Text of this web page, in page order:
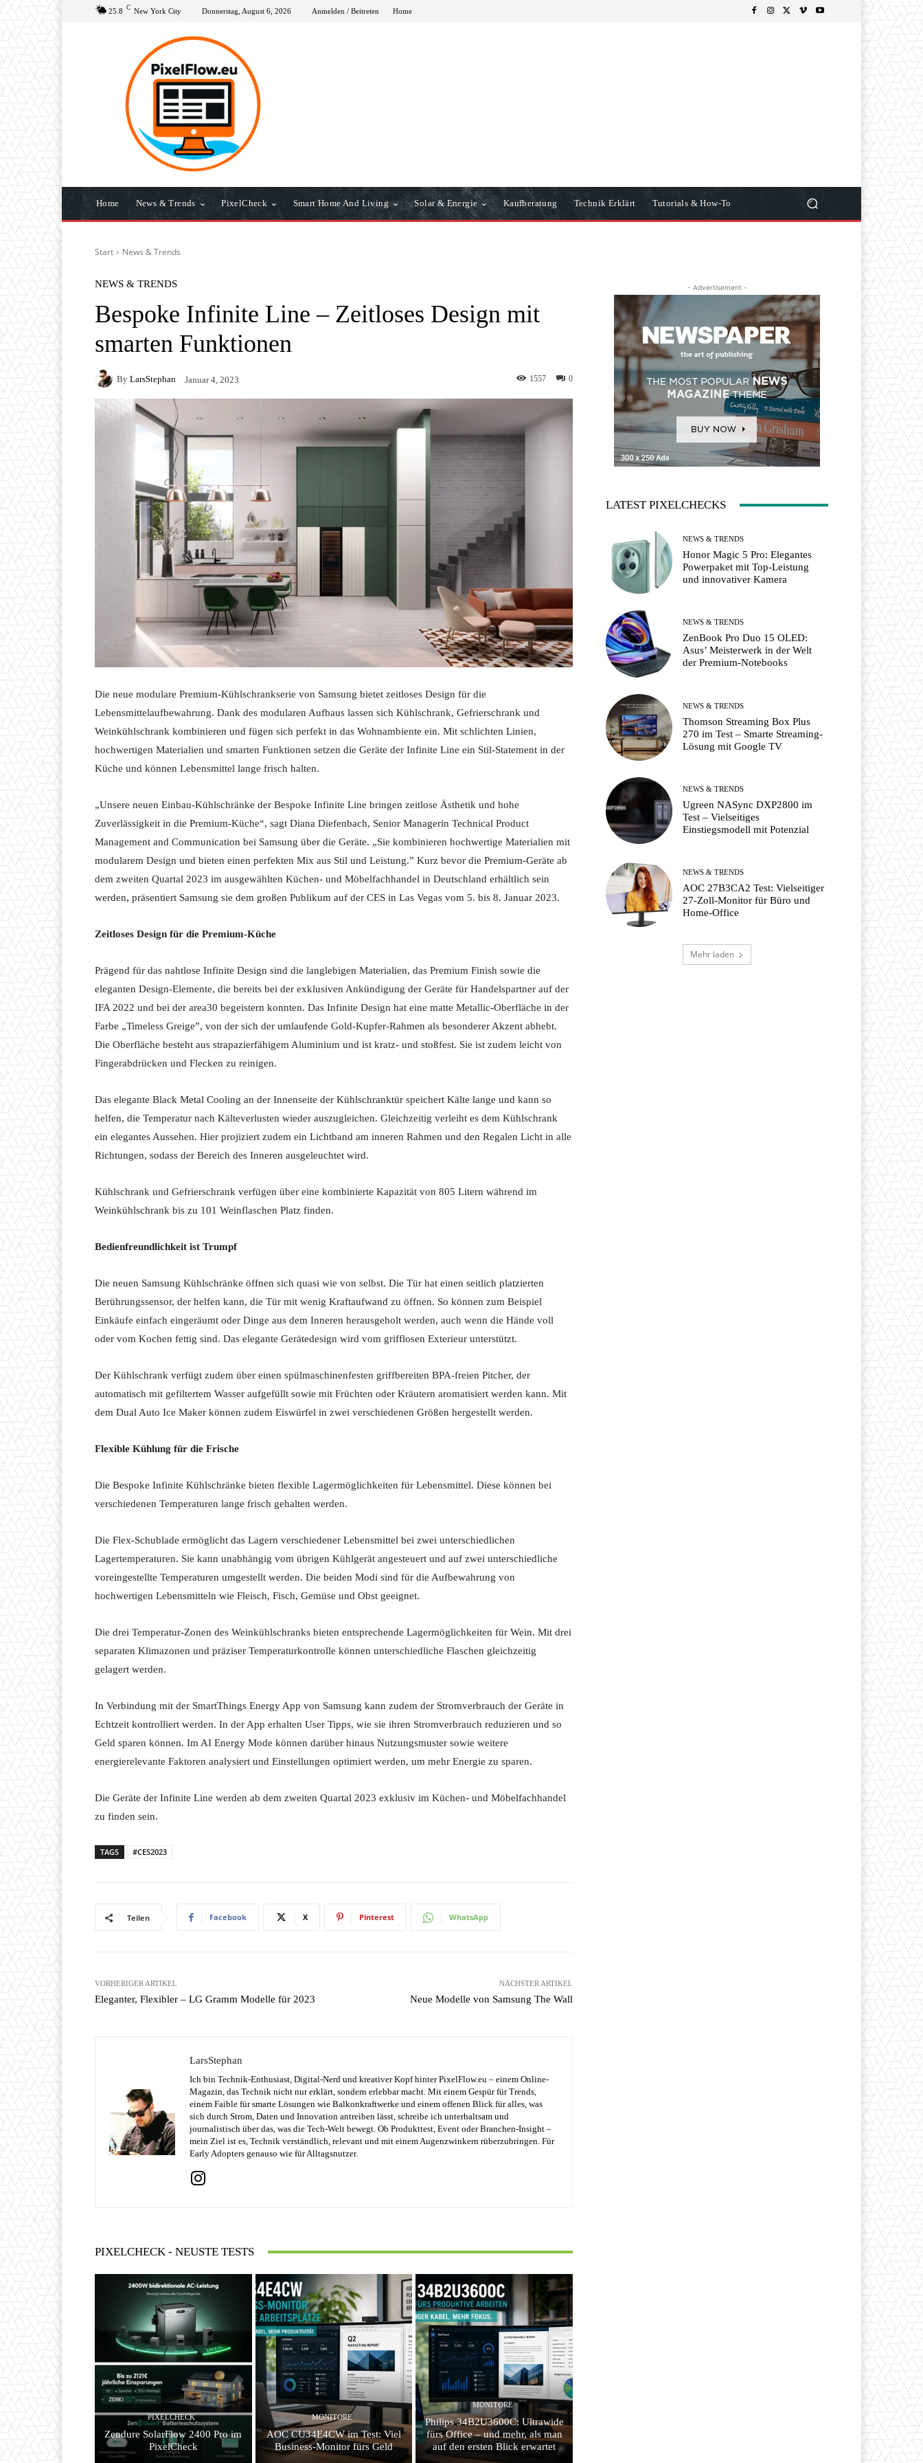
25.8 C New York City Donnerstag, August 6, 2026 Anmelden / Beitreten Home
Home News & Trends PixelCheck Smart Home And Living Solar & Energie Kaufberatung Technik Erklärt Tutorials & How-To
Start News & Trends
NEWS & TRENDS
Bespoke Infinite Line – Zeitloses Design mit
smarten Funktionen
By LarsStephan Januar 4, 2023 0
1557
Die neue modulare Premium-Kühlschrankserie von Samsung bietet zeitloses Design für die
Lebensmittelaufbewahrung. Dank des modularen Aufbaus lassen sich Kühlschrank, Gefrierschrank und
Weinkühlschrank kombinieren und fügen sich perfekt in das Wohnambiente ein. Mit schlichten Linien,
hochwertigen Materialien und smarten Funktionen setzen die Geräte der Infinite Line ein Stil-Statement in der
Küche und können Lebensmittel lange frisch halten.
„Unsere neuen Einbau-Kühlschränke der Bespoke Infinite Line bringen zeitlose Ästhetik und hohe
Zuverlässigkeit in die Premium-Küche“, sagt Diana Diefenbach, Senior Managerin Technical Product
Management and Communication bei Samsung über die Geräte. „Sie kombinieren hochwertige Materialien mit
modularem Design und bieten einen perfekten Mix aus Stil und Leistung.” Kurz bevor die Premium-Geräte ab
dem zweiten Quartal 2023 im ausgewählten Küchen- und Möbelfachhandel in Deutschland erhältlich sein
werden, präsentiert Samsung sie dem großen Publikum auf der CES in Las Vegas vom 5. bis 8. Januar 2023.
Zeitloses Design für die Premium-Küche
Prägend für das nahtlose Infinite Design sind die langlebigen Materialien, das Premium Finish sowie die
eleganten Design-Elemente, die bereits bei der exklusiven Ankündigung der Geräte für Handelspartner auf der
IFA 2022 und bei der area30 begeistern konnten. Das Infinite Design hat eine matte Metallic-Oberfläche in der
Farbe „Timeless Greige”, von der sich der umlaufende Gold-Kupfer-Rahmen als besonderer Akzent abhebt.
Die Oberfläche besteht aus strapazierfähigem Aluminium und ist kratz- und stoßfest. Sie ist zudem leicht von
Fingerabdrücken und Flecken zu reinigen.
Das elegante Black Metal Cooling an der Innenseite der Kühlschranktür speichert Kälte lange und kann so
helfen, die Temperatur nach Kälteverlusten wieder auszugleichen. Gleichzeitig verleiht es dem Kühlschrank
ein elegantes Aussehen. Hier projiziert zudem ein Lichtband am inneren Rahmen und den Regalen Licht in alle
Richtungen, sodass der Bereich des Inneren ausgeleuchtet wird.
Kühlschrank und Gefrierschrank verfügen über eine kombinierte Kapazität von 805 Litern während im
Weinkühlschrank bis zu 101 Weinflaschen Platz finden.
Bedienfreundlichkeit ist Trumpf
Die neuen Samsung Kühlschränke öffnen sich quasi wie von selbst. Die Tür hat einen seitlich platzierten
Berührungssensor, der helfen kann, die Tür mit wenig Kraftaufwand zu öffnen. So können zum Beispiel
Einkäufe einfach eingeräumt oder Dinge aus dem Inneren herausgeholt werden, auch wenn die Hände voll
oder vom Kochen fettig sind. Das elegante Gerätedesign wird vom grifflosen Exterieur unterstützt.
Der Kühlschrank verfügt zudem über einen spülmaschinenfesten griffbereiten BPA-freien Pitcher, der
automatisch mit gefiltertem Wasser aufgefüllt sowie mit Früchten oder Kräutern aromatisiert werden kann. Mit
dem Dual Auto Ice Maker können zudem Eiswürfel in zwei verschiedenen Größen hergestellt werden.
Flexible Kühlung für die Frische
Die Bespoke Infinite Kühlschränke bieten flexible Lagermöglichkeiten für Lebensmittel. Diese können bei
verschiedenen Temperaturen lange frisch gehalten werden.
Die Flex-Schublade ermöglicht das Lagern verschiedener Lebensmittel bei zwei unterschiedlichen
Lagertemperaturen. Sie kann unabhängig vom übrigen Kühlgerät angesteuert und auf zwei unterschiedliche
voreingestellte Temperaturen umgestellt werden. Die beiden Modi sind für die Aufbewahrung von
hochwertigen Lebensmitteln wie Fleisch, Fisch, Gemüse und Obst geeignet.
Die drei Temperatur-Zonen des Weinkühlschranks bieten entsprechende Lagermöglichkeiten für Wein. Mit drei
separaten Klimazonen und präziser Temperaturkontrolle können unterschiedliche Flaschen gleichzeitig
gelagert werden.
In Verbindung mit der SmartThings Energy App von Samsung kann zudem der Stromverbrauch der Geräte in
Echtzeit kontrolliert werden. In der App erhalten User Tipps, wie sie ihren Stromverbrauch reduzieren und so
Geld sparen können. Im AI Energy Mode können darüber hinaus Nutzungsmuster sowie weitere
energierelevante Faktoren analysiert und Einstellungen optimiert werden, um mehr Energie zu sparen.
Die Geräte der Infinite Line werden ab dem zweiten Quartal 2023 exklusiv im Küchen- und Möbelfachhandel
zu finden sein.
TAGS #CES2023
Teilen Facebook X Pinterest WhatsApp
VORHERIGER ARTIKEL
Eleganter, Flexibler – LG Gramm Modelle für 2023
NÄCHSTER ARTIKEL
Neue Modelle von Samsung The Wall
LarsStephan
Ich bin Technik-Enthusiast, Digital-Nerd und kreativer Kopf hinter PixelFlow.eu – einem Online-
Magazin, das Technik nicht nur erklärt, sondern erlebbar macht. Mit einem Gespür für Trends,
einem Faible für smarte Lösungen wie Balkonkraftwerke und einem offenen Blick für alles, was
sich durch Strom, Daten und Innovation antreiben lässt, schreibe ich unterhaltsam und
journalistisch über das, was die Tech-Welt bewegt. Ob Produkttest, Event oder Branchen-Insight –
mein Ziel ist es, Technik verständlich, relevant und mit einem Augenzwinkern rüberzubringen. Für
Early Adopters genauso wie für Alltagsnutzer.
PIXELCHECK - NEUSTE TESTS
PIXELCHECK
Zendure SolarFlow 2400 Pro im
PixelCheck
MONITORE
AOC CU34E4CW im Test: Viel
Business-Monitor fürs Geld
MONITORE
Philips 34B2U3600C: Ultrawide
fürs Office – und mehr, als man
auf den ersten Blick erwartet
- Advertisement -
LATEST PIXELCHECKS
NEWS & TRENDS
Honor Magic 5 Pro: Elegantes
Powerpaket mit Top-Leistung
und innovativer Kamera
NEWS & TRENDS
ZenBook Pro Duo 15 OLED:
Asus’ Meisterwerk in der Welt
der Premium-Notebooks
NEWS & TRENDS
Thomson Streaming Box Plus
270 im Test – Smarte Streaming-
Lösung mit Google TV
NEWS & TRENDS
Ugreen NASync DXP2800 im
Test – Vielseitiges
Einstiegsmodell mit Potenzial
NEWS & TRENDS
AOC 27B3CA2 Test: Vielseitiger
27-Zoll-Monitor für Büro und
Home-Office
Mehr laden